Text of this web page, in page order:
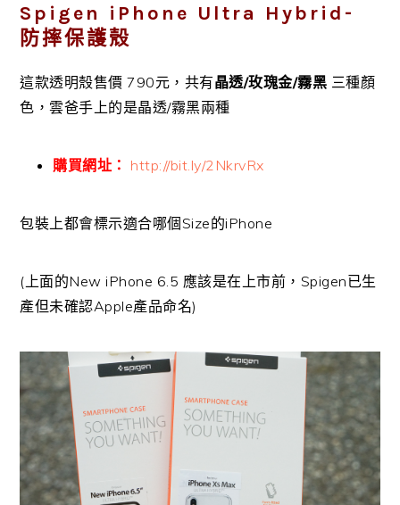
Spigen iPhone Ultra Hybrid-
防摔保護殼
這款透明殼售價 790元，共有晶透/玫瑰金/霧黑 三種顏
色，雲爸手上的是晶透/霧黑兩種
購買網址： http://bit.ly/2NkrvRx
包裝上都會標示適合哪個Size的iPhone
(上面的New iPhone 6.5 應該是在上市前，Spigen已生
產但未確認Apple產品命名)